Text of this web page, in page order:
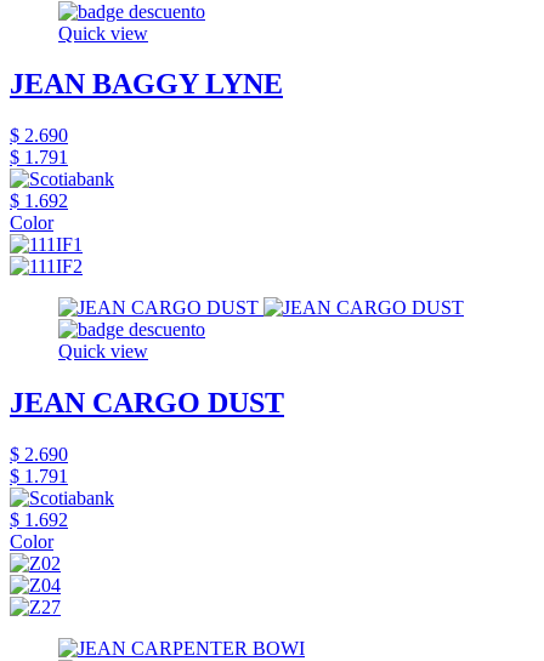
Quick view
JEAN BAGGY LYNE
$ 2.690
$ 1.791
$ 1.692
Color
Quick view
JEAN CARGO DUST
$ 2.690
$ 1.791
$ 1.692
Color